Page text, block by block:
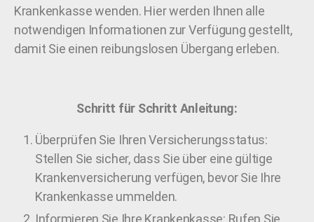
Krankenkasse wenden. Hier werden Ihnen alle
notwendigen Informationen zur Verfügung gestellt,
damit Sie einen reibungslosen Übergang erleben.
Schritt für Schritt Anleitung:
Überprüfen Sie Ihren Versicherungsstatus:
Stellen Sie sicher, dass Sie über eine gültige
Krankenversicherung verfügen, bevor Sie Ihre
Krankenkasse ummelden.
Informieren Sie Ihre Krankenkasse: Rufen Sie